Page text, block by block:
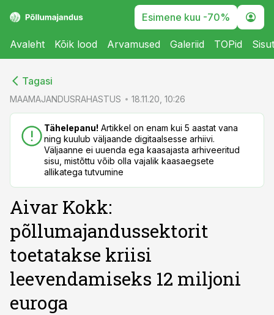
Esimene kuu -70%
Avaleht Kõik lood Arvamused Galeriid TOPid
Tagasi
MAAMAJANDUSRAHASTUS 18.11.20, 10:26
Tähelepanu! Artikkel on enam kui 5 aastat vana
ning kuulub väljaande digitaalsesse arhiivi.
Väljaanne ei uuenda ega kaasajasta arhiveeritud
sisu, mistõttu võib olla vajalik kaasaegsete
allikatega tutvumine
Aivar Kokk:
põllumajandussektorit
toetatakse kriisi
leevendamiseks 12 miljoni
euroga